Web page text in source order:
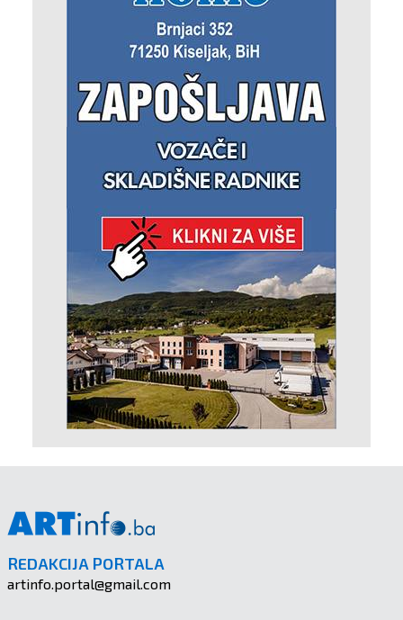
REDAKCIJA PORTALA
artinfo.portal@gmail.com